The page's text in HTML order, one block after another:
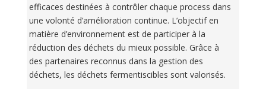
efficaces destinées à contrôler chaque process dans
une volonté d’amélioration continue. L’objectif en
matière d’environnement est de participer à la
réduction des déchets du mieux possible. Grâce à
des partenaires reconnus dans la gestion des
déchets, les déchets fermentiscibles sont valorisés.